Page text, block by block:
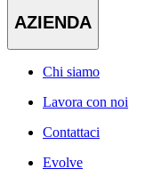
AZIENDA
Chi siamo
Lavora con noi
Contattaci
Evolve